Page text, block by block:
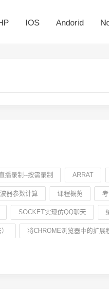
IOS Andorid
播录制--按需录制 ARRAT
器参数计算 课程概览
SOCKET实现仿QQ聊天
将CHROME浏览器中的扩展